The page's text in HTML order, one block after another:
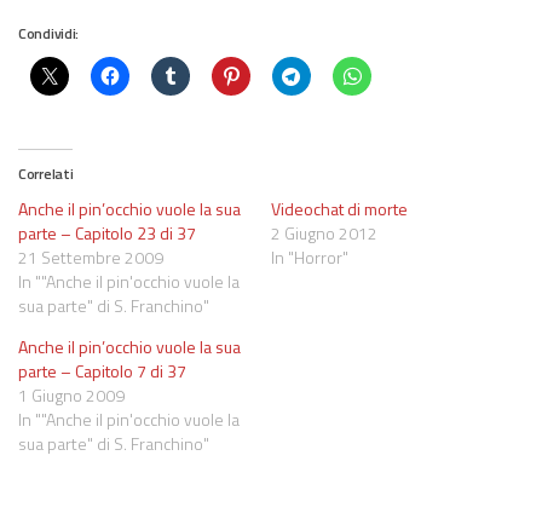
Condividi:
Correlati
Anche il pin’occhio vuole la sua
parte – Capitolo 23 di 37
21 Settembre 2009
In ""Anche il pin'occhio vuole la
sua parte" di S. Franchino"
Videochat di morte
2 Giugno 2012
In "Horror"
Anche il pin’occhio vuole la sua
parte – Capitolo 7 di 37
1 Giugno 2009
In ""Anche il pin'occhio vuole la
sua parte" di S. Franchino"